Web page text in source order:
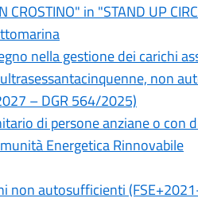
in "STAND UP
nella gestione dei carichi
non
– DGR 564/2025)
di persone anziane o con
Energetica Rinnovabile
non autosufficienti